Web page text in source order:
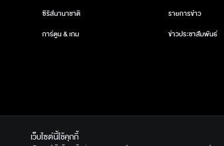
ซีรีส์นานาชาติ
การ์ตูน & เกม
รายการข่าว
ข่าวประชาสัมพันธ์
เว็บไซต์นี้ใช้คุกกี้